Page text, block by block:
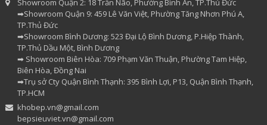
Showroom Quận 2: 18 Trần Não, Phường Bình An, TP.Thủ Đức
➡Showroom Quận 9: 459 Lê Văn Việt, Phường Tăng Nhơn Phú A,
TP.Thủ Đức
➡Showroom Bình Dương: 523 Đại Lộ Bình Dương, P.Hiệp Thành,
TP.Thủ Dầu Một, Bình Dương
➡ Showroom Biên Hòa: 709 Phạm Văn Thuận, Phường Tam Hiệp,
Biên Hòa, Đồng Nai
➡Trụ sở Cty Quận Bình Thạnh: 395 Bình Lợi, P13, Quận Bình Thạnh,
TP.HCM
khobep.vn@gmail.com
bepsieuviet.vn@gmail.com